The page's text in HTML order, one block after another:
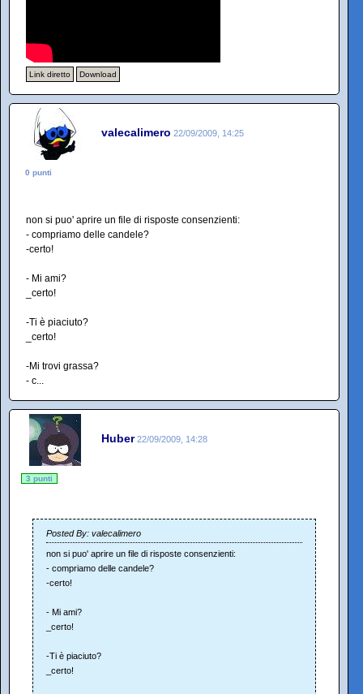
Link diretto Download
valecalimero 22/09/2009, 14:25
0 punti
non si puo' aprire un file di risposte consenzienti:
- compriamo delle candele?
-certo!
- Mi ami?
_certo!
-Ti è piaciuto?
_certo!
-Mi trovi grassa?
- c...
Huber 22/09/2009, 14:28
3 punti
Posted By: valecalimero
non si puo' aprire un file di risposte consenzienti:
- compriamo delle candele?
-certo!
- Mi ami?
_certo!
-Ti è piaciuto?
_certo!